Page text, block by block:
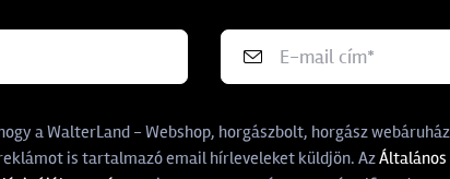
a WalterLand - Webshop, horgászbolt, horgász
is tartalmazó email hírleveleket küldjön. Az